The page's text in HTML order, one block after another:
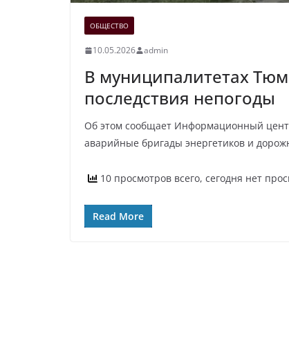
ОБЩЕСТВО
10.05.2026 admin
В муниципалитетах
последствия непогоды
Об этом сообщает Информационный
аварийные бригады энергетиков и
10 просмотров всего, сегодня нет
Read More